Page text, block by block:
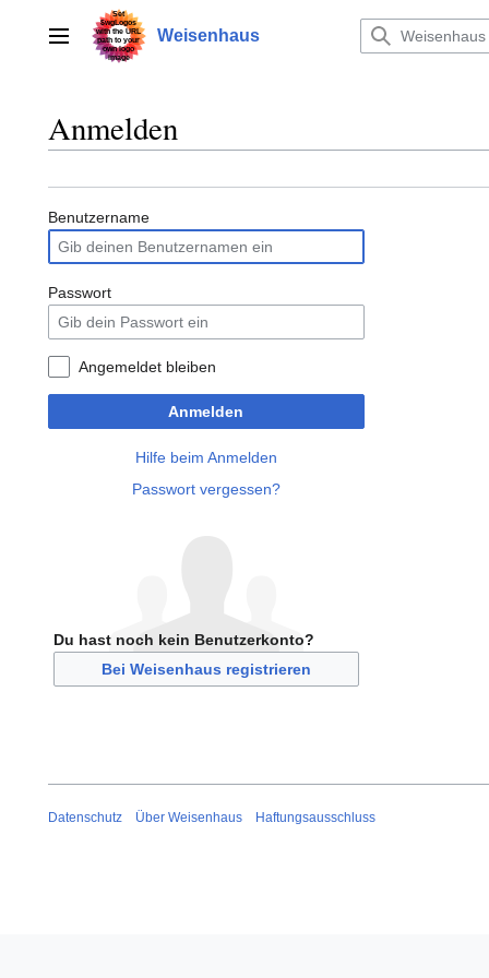
springenHauptmenü Weisenhaus
Anmelden
Benutzername
Passwort
Angemeldet bleiben
Anmelden
Hilfe beim Anmelden
Passwort vergessen?
Du hast noch kein Benutzerkonto?
Bei Weisenhaus registrieren
Datenschutz Über Weisenhaus Haftungsausschluss